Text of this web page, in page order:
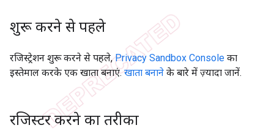
शुरू करने से पहले
रजिस्ट्रेशन शुरू करने से पहले,Privacy Sandbox Console का
इस्तेमाल करके एक खाता बनाएं.खाता बनाने के बारे में ज़्यादा जानें.
रजिस्टर करने का तरीका